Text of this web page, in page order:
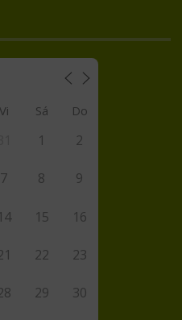
Vi Sá Do
1 2
7 8 9
15 16
22 23
29 30